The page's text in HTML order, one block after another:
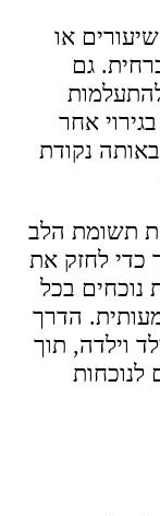
או
גם
אחר
נקודת
תשומת הלב
כדי לחזק את
נוכחים בכל
הדרך
וילדה, תוך
לנוכחות